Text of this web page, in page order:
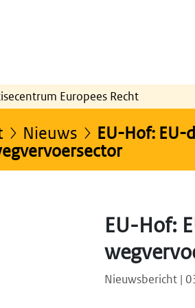
Europees Recht
Nieuws
EU-Hof:
EU-Hof:
Nieuwsbericht |